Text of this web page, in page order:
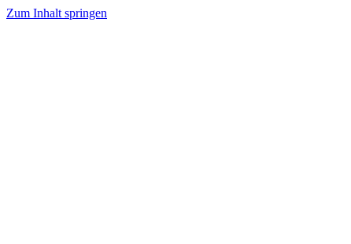
Zum Inhalt springen